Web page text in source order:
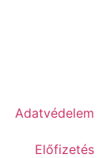
Adatvédelem
Előfizetés